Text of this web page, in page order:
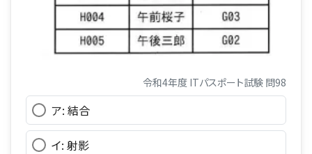
令和4年度 ITパスポート試験 問98
ア: 結合
イ: 射影